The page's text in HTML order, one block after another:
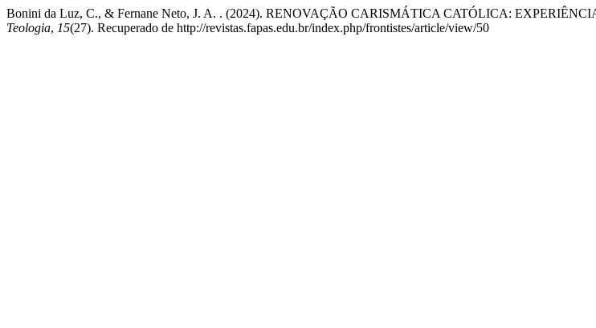
Bonini da Luz, C., & Fernane Neto, J. A. . (2024). RENOVAÇÃO CARISMÁTICA CATÓLICA:
Teologia, 15(27). Recuperado de http://revistas.fapas.edu.br/index.php/frontistes/article/view/50